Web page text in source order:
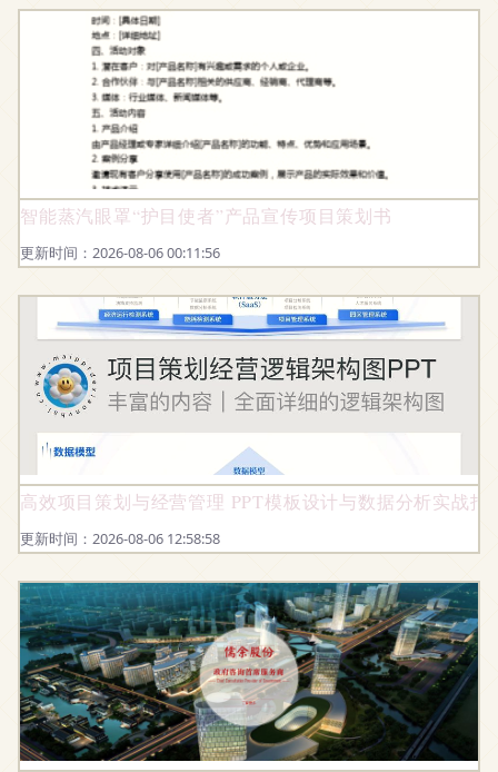
智能蒸汽眼罩“护目使者”产品宣传项目策划书
更新时间：2026-08-06 00:11:56
高效项目策划与经营管理 PPT模板设计与数据分析实战指
更新时间：2026-08-06 12:58:58